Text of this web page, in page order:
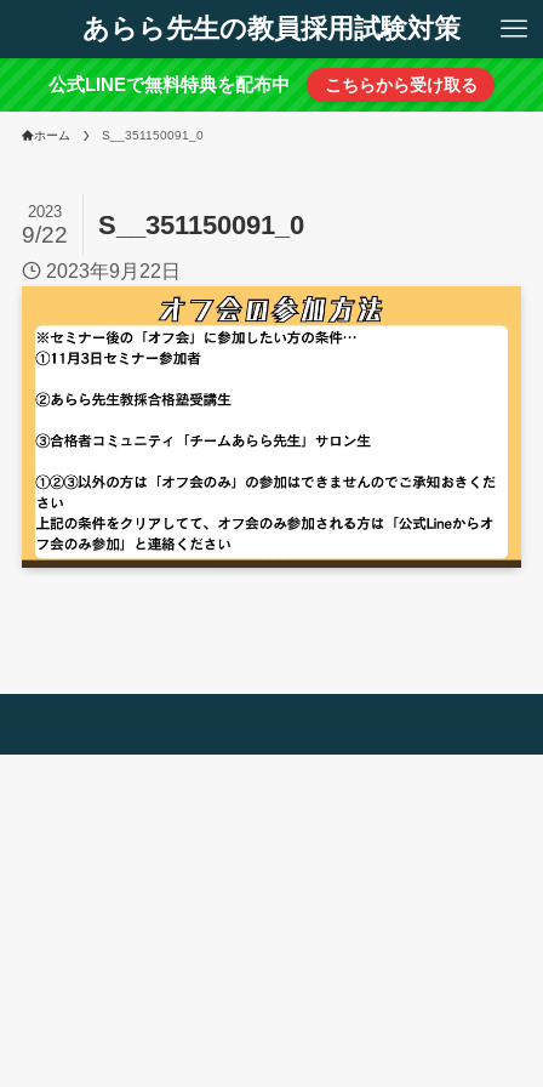
あらら先生の教員採用試験対策
公式LINEで無料特典を配布中 こちらから受け取る
ホーム S__351150091_0
S__351150091_0
2023
9/22
2023年9月22日